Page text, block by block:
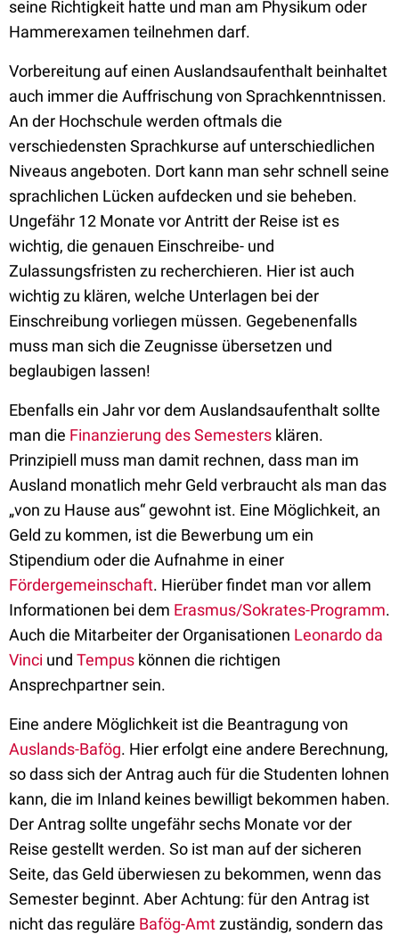
seine Richtigkeit hatte und man am Physikum oder
Hammerexamen teilnehmen darf.
Vorbereitung auf einen Auslandsaufenthalt beinhaltet
auch immer die Auffrischung von Sprachkenntnissen.
An der Hochschule werden oftmals die
verschiedensten Sprachkurse auf unterschiedlichen
Niveaus angeboten. Dort kann man sehr schnell seine
sprachlichen Lücken aufdecken und sie beheben.
Ungefähr 12 Monate vor Antritt der Reise ist es
wichtig, die genauen Einschreibe- und
Zulassungsfristen zu recherchieren. Hier ist auch
wichtig zu klären, welche Unterlagen bei der
Einschreibung vorliegen müssen. Gegebenenfalls
muss man sich die Zeugnisse übersetzen und
beglaubigen lassen!
Ebenfalls ein Jahr vor dem Auslandsaufenthalt sollte
man die Finanzierung des Semesters klären.
Prinzipiell muss man damit rechnen, dass man im
Ausland monatlich mehr Geld verbraucht als man das
„von zu Hause aus“ gewohnt ist. Eine Möglichkeit, an
Geld zu kommen, ist die Bewerbung um ein
Stipendium oder die Aufnahme in einer
Fördergemeinschaft. Hierüber findet man vor allem
Informationen bei dem Erasmus/Sokrates-Programm.
Auch die Mitarbeiter der Organisationen Leonardo da
Vinci und Tempus können die richtigen
Ansprechpartner sein.
Eine andere Möglichkeit ist die Beantragung von
Auslands-Bafög. Hier erfolgt eine andere Berechnung,
so dass sich der Antrag auch für die Studenten lohnen
kann, die im Inland keines bewilligt bekommen haben.
Der Antrag sollte ungefähr sechs Monate vor der
Reise gestellt werden. So ist man auf der sicheren
Seite, das Geld überwiesen zu bekommen, wenn das
Semester beginnt. Aber Achtung: für den Antrag ist
nicht das reguläre Bafög-Amtzuständig, sondern das